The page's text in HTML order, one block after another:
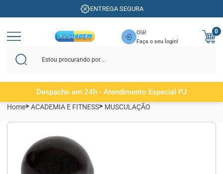
ENTREGA SEGURA
Olá!
Faça o seu login!
0
Despacho em 24h - Atendimento Especial PJ
Home ACADEMIA E FITNESS MUSCULAÇÃO